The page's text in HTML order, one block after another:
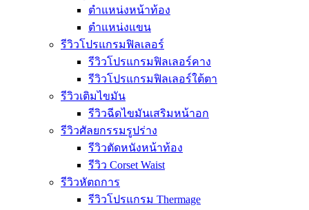
ตำแหน่งหน้าท้อง
ตำแหน่งแขน
รีวิวโปรแกรมฟิลเลอร์
รีวิวโปรแกรมฟิลเลอร์คาง
รีวิวโปรแกรมฟิลเลอร์ใต้ตา
รีวิวเติมไขมัน
รีวิวฉีดไขมันเสริมหน้าอก
รีวิวศัลยกรรมรูปร่าง
รีวิวตัดหนังหน้าท้อง
รีวิว Corset Waist
รีวิวหัตถการ
รีวิวโปรแกรม Thermage